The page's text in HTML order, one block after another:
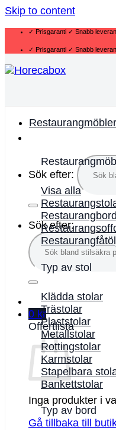
Skip to content
✓ Prisgaranti ✓ Snabb
✓ Prisgaranti ✓ Snabb
Sök efter:
Sök efter:
0 kr
Offertlista
Inga produkter i
Gå tillbaka till
Restaurangmöbler
Visa alla
Restaurangbord
Typ av stol
Klädda stolar
Trästolar
Plaststolar
Metallstolar
Rottingstolar
Karmstolar
Stapelbara
Bankettstolar
Typ av bord